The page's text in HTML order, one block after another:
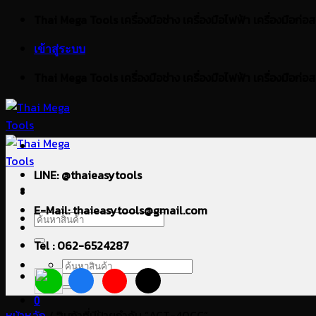
เข้าสู่ระบบ
ค้นหา:
ค้นหา:
0
LINE: @thaieasytools
E-Mail: thaieasytools@gmail.com
Tel : 062-6524287